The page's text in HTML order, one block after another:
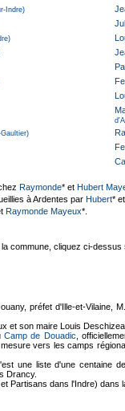
Indre)
Raymonde* et Hubert
à Ardentes par Hubert* et
Raymonde Mayeux*.
cliquez ci-dessus
préfet d'Ille-et-Vilaine,
et son maire Louis
Camp de Douadic ,
vers les camps
une liste d'une centaine
Drancy.
dans l'Indre) dans